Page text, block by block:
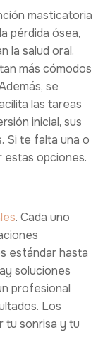
masticatoria
pérdida ósea,
la salud oral.
más cómodos
se
las tareas
inicial, sus
Si te falta una o
estas opciones.
. Cada uno
estándar hasta
soluciones
profesional
Los
tu sonrisa y tu